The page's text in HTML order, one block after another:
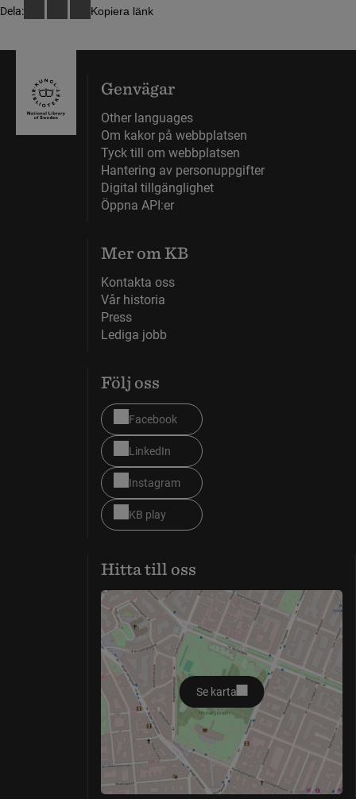
Dela: Kopiera länk
Genvägar
Other languages
Om kakor på webbplatsen
Tyck till om webbplatsen
Hantering av personuppgifter
Digital tillgänglighet
Öppna API:er
Mer om KB
Kontakta oss
Vår historia
Press
Lediga jobb
Följ oss
Facebook
LinkedIn
Instagram
KB play
Hitta till oss
Se karta
öppnas i nytt fönster